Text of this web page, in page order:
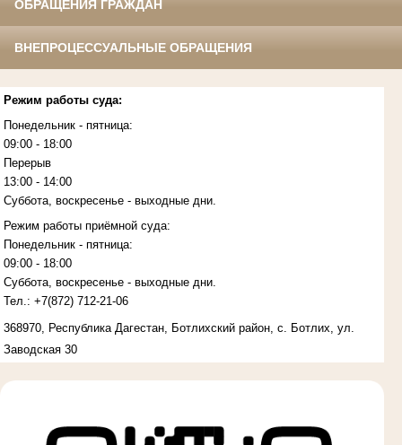
ОБРАЩЕНИЯ ГРАЖДАН
ВНЕПРОЦЕССУАЛЬНЫЕ ОБРАЩЕНИЯ
Режим работы суда:
Понедельник - пятница:
09:00 - 18:00
Перерыв
13:00 - 14:00
Суббота, воскресенье - выходные дни.
Режим работы приёмной суда:
Понедельник - пятница:
09:00 - 18:00
Суббота, воскресенье - выходные дни.
Тел.: +7(872)712-21-06
368970, Республика Дагестан, Ботлихский район, с. Ботлих, ул.
Заводская 30